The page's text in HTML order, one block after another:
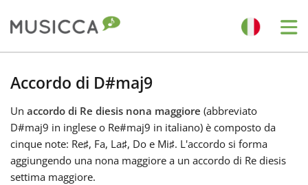
Български
Dansk
Accordo di D#maj9
Un accordo di Re diesis nona maggiore (abbreviato
D#maj9 in inglese o Re#maj9 in italiano) è composto da
cinque note: Re♯, Fa, La♯, Do e Mi♯. L'accordo si forma
aggiungendo una nona maggiore a un accordo di Re diesis
settima maggiore.